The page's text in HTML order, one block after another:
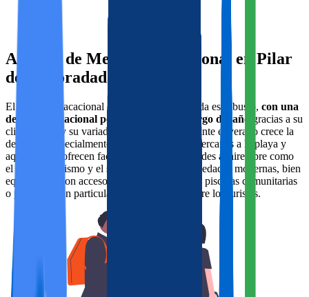
Análisis de Mercado Vacacional en Pilar
de la Horadada
El mercado vacacional en Pilar de la Horadada es robusto, con una
demanda estacional pero con picos a lo largo del año
gracias a su
clima cálido y su variada oferta turística.Durante el verano crece la
demanda, especialmente en las propiedades cercanas a la playa y
aquellas que ofrecen facilidades para actividades al aire libre como
el golf, el ciclismo y el senderismo. Las propiedades modernas, bien
equipadas y con acceso a comodidades como piscinas comunitarias
o privadas, son particularmente populares entre los turistas.